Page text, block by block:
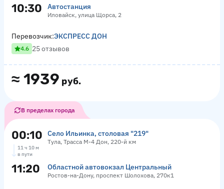
10:30 Автостанция
Иловайск, улица Щорса, 2
≈ 1939 руб.
Перевозчик:ЭКСПРЕСС ДОН
4.6 25 отзывов
В пределах города
00:10 Село Ильинка, столовая "219"
Тула, Трасса М-4 Дон, 220-й км
11 ч 10 м
в пути
11:20 Областной автовокзал Центральный
Ростов-на-Дону, проспект Шолохова, 270к1